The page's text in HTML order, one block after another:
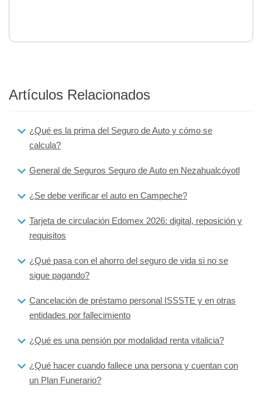
Artículos Relacionados
¿Qué es la prima del Seguro de Auto y cómo se
calcula?
General de Seguros Seguro de Auto en Nezahualcóyotl
¿Se debe verificar el auto en Campeche?
Tarjeta de circulación Edomex 2026: digital, reposición y
requisitos
¿Qué pasa con el ahorro del seguro de vida si no se
sigue pagando?
Cancelación de préstamo personal ISSSTE y en otras
entidades por fallecimiento
¿Qué es una pensión por modalidad renta vitalicia?
¿Qué hacer cuando fallece una persona y cuentan con
un Plan Funerario?